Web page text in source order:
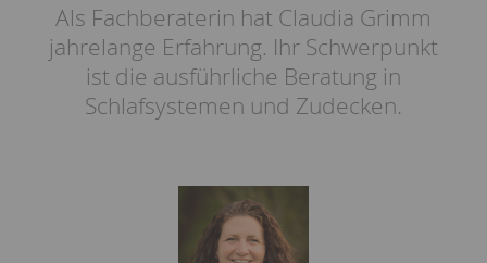
Als Fachberaterin hat Claudia Grimm
jahrelange Erfahrung. Ihr Schwerpunkt
ist die ausführliche Beratung in
Schlafsystemen und Zudecken.